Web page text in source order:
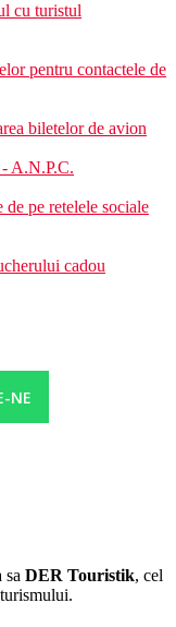
de animatie
Parcului Fuengirola:
de productie
mentionate mai
masuri de
cu turistul
pentru contactele de
biletelor de avion
A.N.P.C.
pe retelele sociale
cadou
NE
sa DER Touristik, cel